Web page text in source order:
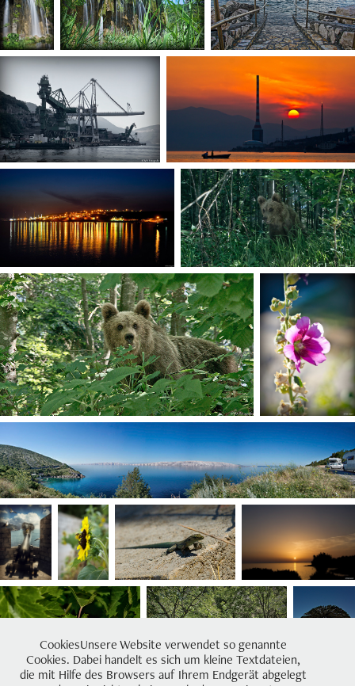
CookiesUnsere Website verwendet so genannte
Cookies. Dabei handelt es sich um kleine Textdateien,
die mit Hilfe des Browsers auf Ihrem Endgerät abgelegt